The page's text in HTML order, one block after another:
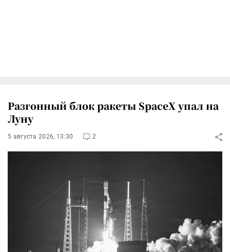
Разгонный блок ракеты SpaceX упал на
Луну
5 августа 2026, 13:30 2